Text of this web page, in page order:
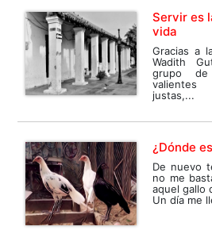
Servir es
vida
Gracias a
Wadith
grupo de
valientes
justas,...
¿Dónde
De nuevo
no me
aquel gallo
Un día me